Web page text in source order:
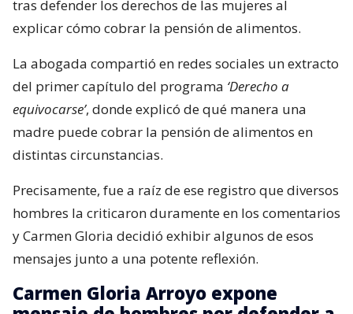
tras defender los derechos de las mujeres al
explicar cómo cobrar la pensión de alimentos.
La abogada compartió en redes sociales un extracto
del primer capítulo del programa ‘Derecho a
equivocarse’, donde explicó de qué manera una
madre puede cobrar la pensión de alimentos en
distintas circunstancias.
Precisamente, fue a raíz de ese registro que diversos
hombres la criticaron duramente en los comentarios
y Carmen Gloria decidió exhibir algunos de esos
mensajes junto a una potente reflexión.
Carmen Gloria Arroyo expone